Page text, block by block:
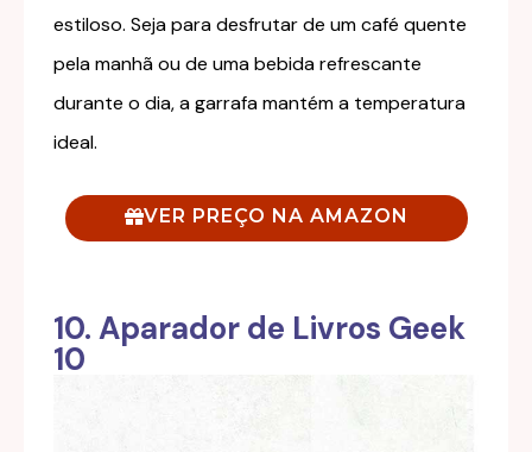
estiloso. Seja para desfrutar de um café quente
pela manhã ou de uma bebida refrescante
durante o dia, a garrafa mantém a temperatura
ideal.
VER PREÇO NA AMAZON
10. Aparador de Livros Geek
10